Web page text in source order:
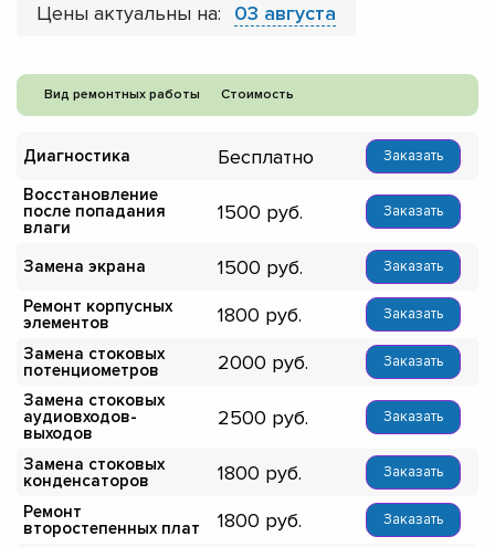
Цены актуальны на: 03 августа
Вид ремонтных работы Стоимость
Диагностика Бесплатно Заказать
Восстановление
после попадания
влаги
1500 Заказать
Замена экрана 1500 Заказать
Ремонт корпусных
элементов
1800 Заказать
Замена стоковых
потенциометров
2000 Заказать
Замена стоковых
аудиовходов-
выходов
2500 Заказать
Замена стоковых
конденсаторов
1800 Заказать
Ремонт
второстепенных плат
1800 Заказать